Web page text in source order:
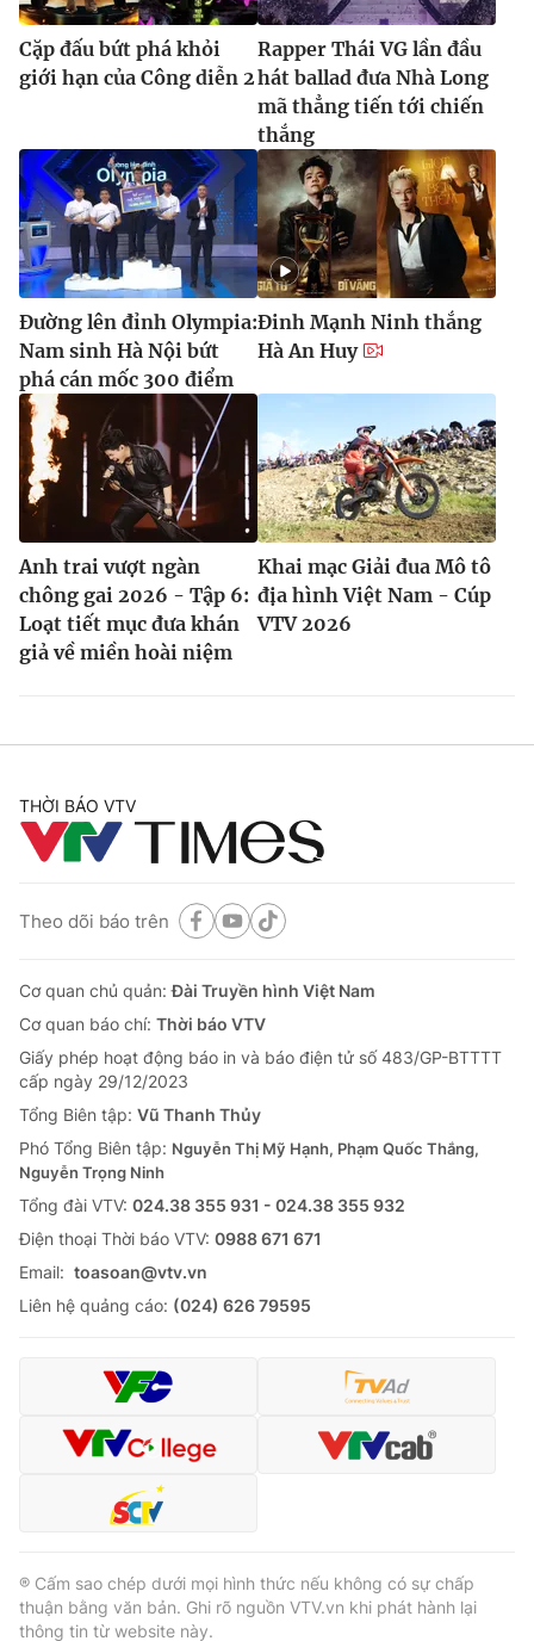
Cặp đấu bứt phá khỏi
giới hạn của Công diễn 2
Rapper Thái VG lần đầu
hát ballad đưa Nhà Long
mã thẳng tiến tới chiến
thắng
Đường lên đỉnh Olympia:
Nam sinh Hà Nội bứt
phá cán mốc 300 điểm
Đinh Mạnh Ninh thắng
Hà An Huy
Anh trai vượt ngàn
chông gai 2026 - Tập 6:
Loạt tiết mục đưa khán
giả về miền hoài niệm
Khai mạc Giải đua Mô tô
địa hình Việt Nam - Cúp
VTV 2026
THỜI BÁO VTV
Theo dõi báo trên
Cơ quan chủ quản:Đài Truyền hình Việt Nam
Cơ quan báo chí: Thời báo VTV
Giấy phép hoạt động báo in và báo điện tử số 483/GP-BTTTT
cấp ngày 29/12/2023
Tổng Biên tập: Vũ Thanh Thủy
Phó Tổng Biên tập: Nguyễn Thị Mỹ Hạnh, Phạm Quốc Thắng,
Nguyễn Trọng Ninh
Tổng đài VTV: 024.38 355 931 - 024.38 355 932
Ðiện thoại Thời báo VTV: 0988 671 671
Email: toasoan@vtv.vn
Liên hệ quảng cáo: (024) 626 79595
® Cấm sao chép dưới mọi hình thức nếu không có sự chấp
thuận bằng văn bản. Ghi rõ nguồn VTV.vn khi phát hành lại
thông tin từ website này.